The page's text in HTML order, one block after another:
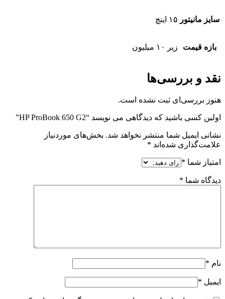
سایز مانیتور ۱۵ اینچ
بازه قیمت زیر ۱۰ میلیون
نقد و بررسی‌ها
هنوز بررسی‌ای ثبت نشده است.
اولین کسی باشید که دیدگاهی می نویسد “HP ProBook 650 G2”
نشانی ایمیل شما منتشر نخواهد شد. بخش‌های موردنیاز
علامت‌گذاری شده‌اند *
امتیاز شما *
دیدگاه شما *
نام *
ایمیل *